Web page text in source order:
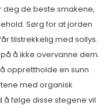
deg de beste smakene,
Sørg for at jorden
tilstrekkelig med sollys.
å ikke overvanne dem.
opprettholde en sunn
med organisk
følge disse stegene vil